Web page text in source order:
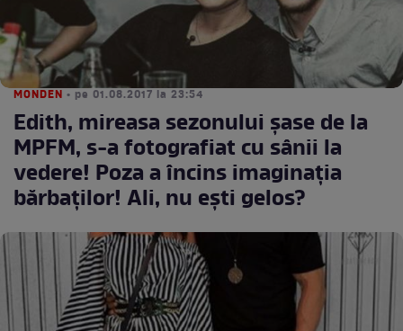
MONDEN • pe 01.08.2017 la 23:54
Edith, mireasa sezonului şase de la
MPFM, s-a fotografiat cu sânii la
vedere! Poza a încins imaginaţia
bărbaţilor! Ali, nu ești gelos?